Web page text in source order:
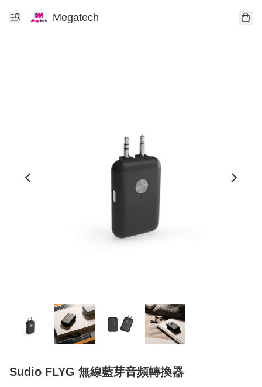
Megatech
Sudio FLYG 無線藍芽音頻轉換器